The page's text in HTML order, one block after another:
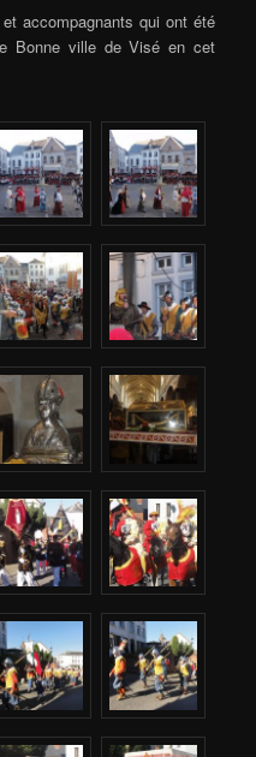
accompagnants qui ont été
Bonne ville de Visé en cet